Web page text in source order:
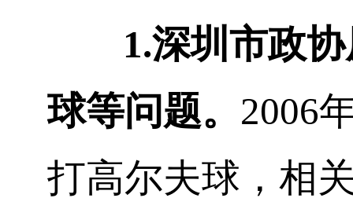
1.深圳市政
球等问题。 2006
打高尔夫球，相